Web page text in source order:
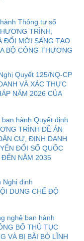
Thông tư số
TRÌNH,
ĐỔI MỚI SÁNG TẠO
BỘ CÔNG THƯƠNG
Quyết 125/NQ-CP
VÀ XÁC THỰC
NĂM 2026 CỦA
hành Quyết định
TRÌNH ĐỀ ÁN
CƯ, ĐỊNH DANH
ĐỔI SỐ QUỐC
NĂM 2035
Nghị định
DUNG CHẾ ĐỘ
nghệ ban hành
BỐ THỦ TỤC
VÀ BỊ BÃI BỎ LĨNH